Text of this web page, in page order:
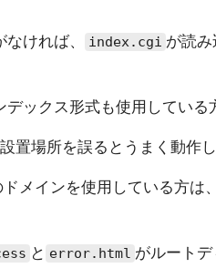
ければ、 index.cgi が読
デックス形式も使用している
置場所を誤るとうまく動作し
メインを使用している方は、
と error.html がルート